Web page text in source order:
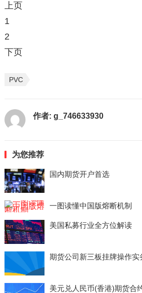
上页
1
2
下页
PVC
作者: g_746633930
为您推荐
国内期货开户首选
一图读懂中国版熔断机制
美国私募行业全方位解读
期货公司新三板挂牌操作实
美元兑人民币(香港)期货合